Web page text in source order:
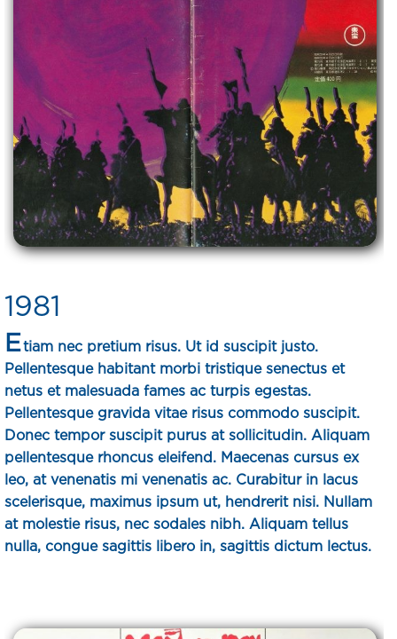
1981
Etiam nec pretium risus. Ut id suscipit justo.
Pellentesque habitant morbi tristique senectus et
netus et malesuada fames ac turpis egestas.
Pellentesque gravida vitae risus commodo suscipit.
Donec tempor suscipit purus at sollicitudin. Aliquam
pellentesque rhoncus eleifend. Maecenas cursus ex
leo, at venenatis mi venenatis ac. Curabitur in lacus
scelerisque, maximus ipsum ut, hendrerit nisi. Nullam
at molestie risus, nec sodales nibh. Aliquam tellus
nulla, congue sagittis libero in, sagittis dictum lectus.